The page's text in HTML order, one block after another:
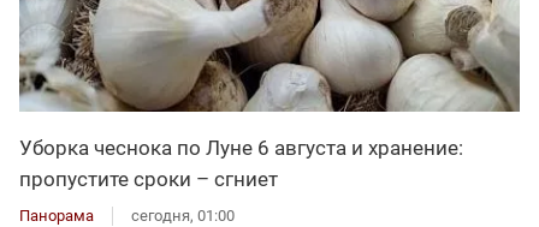
Уборка чеснока по Луне 6 августа и хранение:
пропустите сроки – сгниет
Панорама сегодня, 01:00